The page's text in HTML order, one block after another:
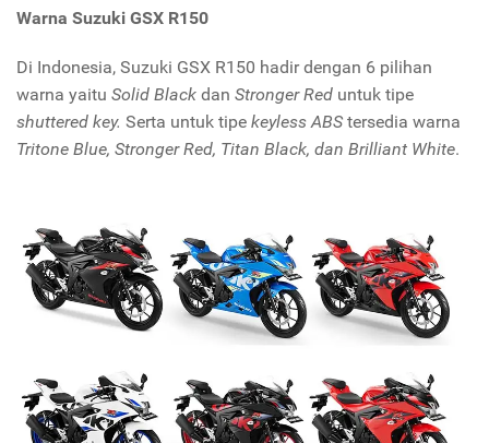
Warna Suzuki GSX R150
Di Indonesia, Suzuki GSX R150 hadir dengan 6 pilihan
warna yaitu Solid Black dan Stronger Red untuk tipe
shuttered key. Serta untuk tipe keyless ABS tersedia warna
Tritone Blue, Stronger Red, Titan Black, dan Brilliant White.